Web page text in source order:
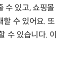
수 있고, 쇼핑몰
할 수 있어요. 또
수 있습니다. 이